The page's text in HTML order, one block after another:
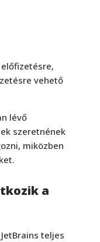
vehető
lévő
szeretnének
miközben
a
teljes